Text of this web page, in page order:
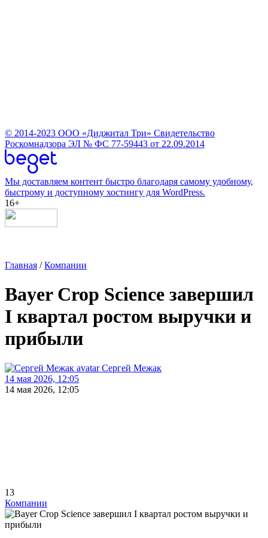
© 2014-2023 ООО «Диджитал Три» Свидетельство
Роскомнадзора ЭЛ № ФС 77-59443 от 22.09.2014
Мы доставляем контент быстро благодаря самому удобному,
быстрому и доступному хостингу для WordPress.
16+
Главная /Компании
Bayer Crop Science завершил
I квартал ростом выручки и
прибыли
Сергей Межак
14 мая 2026, 12:05
14 мая 2026, 12:05
13
Компании